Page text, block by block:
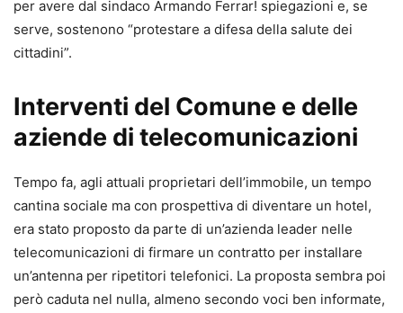
per avere dal sindaco Armando Ferrar! spiegazioni e, se
serve, sostenono “protestare a difesa della salute dei
cittadini”.
Interventi del Comune e delle
aziende di telecomunicazioni
Tempo fa, agli attuali proprietari dell’immobile, un tempo
cantina sociale ma con prospettiva di diventare un hotel,
era stato proposto da parte di un’azienda leader nelle
telecomunicazioni di firmare un contratto per installare
un’antenna per ripetitori telefonici. La proposta sembra poi
però caduta nel nulla, almeno secondo voci ben informate,